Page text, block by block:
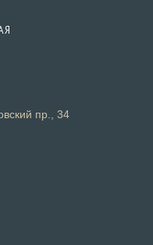
пр., 34